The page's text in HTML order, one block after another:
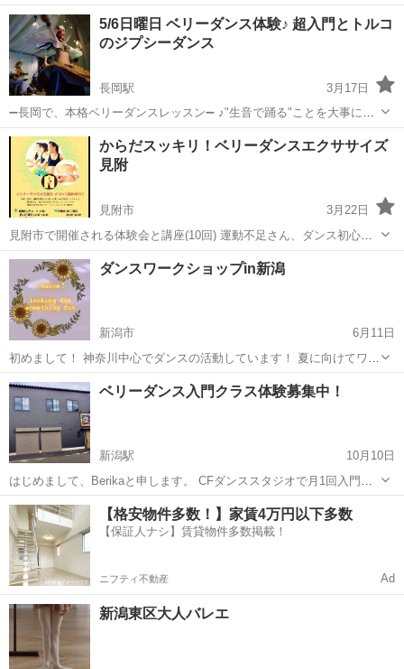
ています！心を解放して踊る♪ ♪リズムレクチャーで、身体が自然に反
応できるようになります♪ ♪年齢問わず、体幹が備わり身体が美しくな
ります。普段の生活...
新潟 長岡市 長岡駅 ベリーダンス リズム
5/6日曜日 ベリーダンス体験♪ 超入門とトルコ
のジプシーダンス
長岡駅
3月17日
➖長岡で、本格ベリーダンスレッスン➖ ♪"生音で踊る"ことを大事にし
ています！心を解放して踊る♪ ♪リズムレクチャーで、身体が自然に反
応できるようになります♪ ♪年齢問わず、体幹が備わり身体が美しくな
ります。普段...
新潟 長岡市 長岡駅 ベリーダンス リズム
からだスッキリ！ベリーダンスエクササイズ
見附
見附市
3月22日
見附市で開催される体験会と講座(10回) 運動不足さん、ダンス初心者
さん向きです。 ベリーダンスの動きで「体幹エクササイズ」 インナー
マッスルを鍛え、張りのある美Bodyをつくります！ アクティブストレ
ッチか...
新潟 見附市 ベリーダンス エクササイズ
ダンスワークショップin新潟
新潟市
6月11日
初めまして！ 神奈川中心でダンスの活動しています！ 夏に向けてワー
クショップを開こうと考えており、新潟からスタートしていこうかな
と！ ７月以降になります。 ヒップホップやjazz、ボリウッドなどフリ
ージャンル...
新潟 新潟市 ヒップホップ ボリウッド
ベリーダンス入門クラス体験募集中！
新潟駅
10月10日
はじめまして、Berikaと申します。 CFダンススタジオで月1回入門ク
ラスを開講致します✨ベリーダンスで一緒に朝活しませんか！ ベリー
ダンスは年齢関係なく、誰にでも始められる女性のためのダンスで
す。柔軟性、ダン...
新潟 新潟市 新潟駅 ベリーダンス クラス
【格安物件多数！】家賃4万円以下多数
【保証人ナシ】賃貸物件多数掲載！
ニフティ不動産 Ad
新潟東区大人バレエ